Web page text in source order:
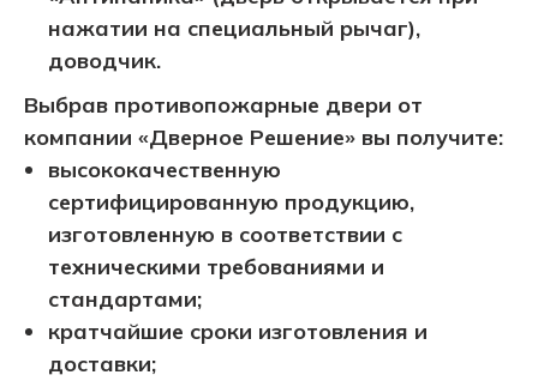
нажатии на специальный рычаг),
доводчик.
Выбрав противопожарные двери от
компании «Дверное Решение» вы получите:
высококачественную
сертифицированную продукцию,
изготовленную в соответствии с
техническими требованиями и
стандартами;
кратчайшие сроки изготовления и
доставки;